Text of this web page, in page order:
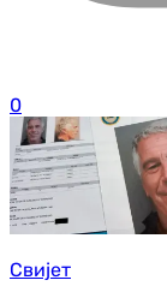
0
Свијет